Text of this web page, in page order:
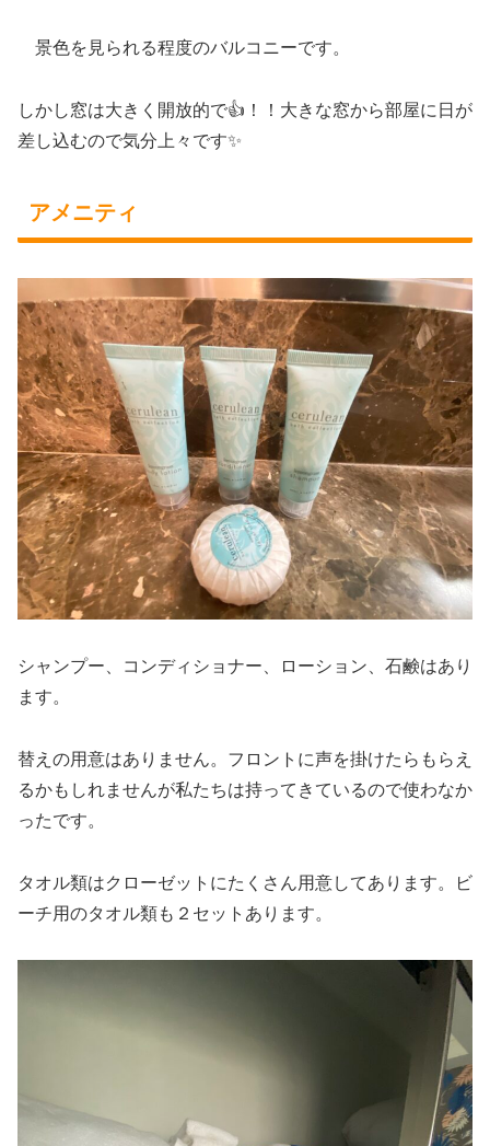
景色を見られる程度のバルコニーです。
しかし窓は大きく開放的で👍！！大きな窓から部屋に日が
差し込むので気分上々です✨
アメニティ
シャンプー、コンディショナー、ローション、石鹸はあり
ます。
替えの用意はありません。フロントに声を掛けたらもらえ
るかもしれませんが私たちは持ってきているので使わなか
ったです。
タオル類はクローゼットにたくさん用意してあります。ビ
ーチ用のタオル類も２セットあります。